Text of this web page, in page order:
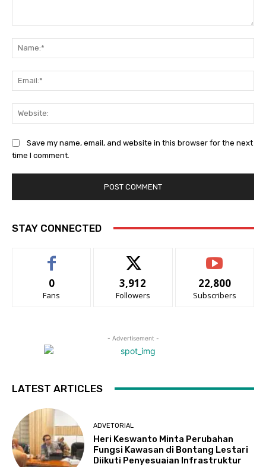
Save my name, email, and website in this browser for the next
time I comment.
STAY CONNECTED
0
Fans
3,912
Followers
22,800
Subscribers
- Advertisement -
LATEST ARTICLES
ADVETORIAL
Heri Keswanto Minta Perubahan
Fungsi Kawasan di Bontang Lestari
Diikuti Penyesuaian Infrastruktur